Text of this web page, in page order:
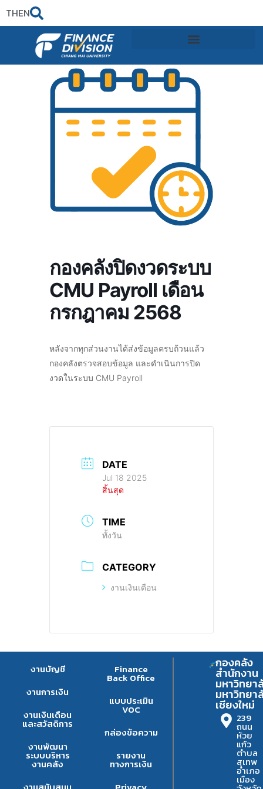
THEN
กองคลังปิดงวดระบบ
CMU Payroll เดือน
กรกฎาคม 2568
หลังจากทุกส่วนงานได้ส่งข้อมูลครบถ้วนแล้ว
กองคลังตรวจสอบข้อมูล และดำเนินการปิด
งวดในระบบ CMU Payroll
DATE
Jul 18 2025
สิ้นสุด
TIME
ทั้งวัน
CATEGORY
งานเงินเดือน
งานบัญชี
งานการเงิน
งานเงินเดือน
และสวัสดิการ
งานพัฒนา
ระบบบริหาร
งานคลัง
Finance
Back Office
แบบประเมิน
VOC
กล่องข้อความ
รายงาน
ทางการเงิน
กองคลัง
สำนักงาน
มหาวิทยา
มหาวิทยา
เชียงใหม่
239
ถนน
ห้วย
แก้ว
ตำบล
สุเทพ
อำเภอ
เมือง